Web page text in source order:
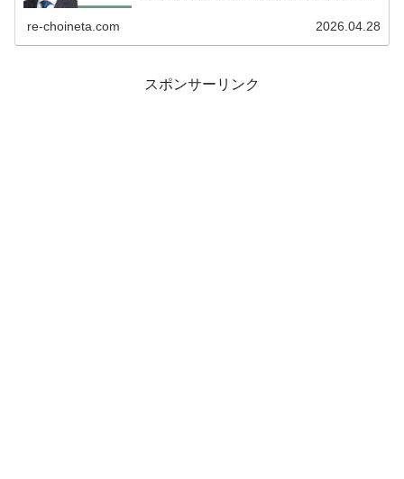
re-choineta.com 2026.04.28
スポンサーリンク